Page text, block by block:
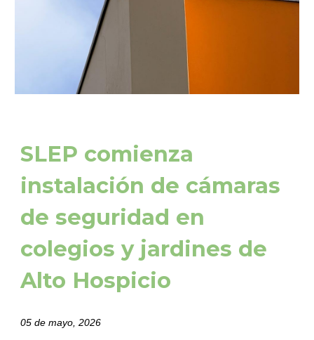
SLEP comienza
instalación de cámaras
de seguridad en
colegios y jardines de
Alto Hospicio
05 de mayo, 2026